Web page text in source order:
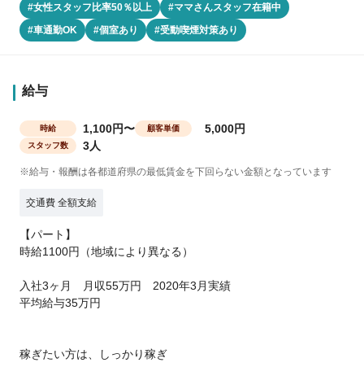
#女性スタッフ比率50％以上
#ママさんスタッフ在籍中
#車通勤OK
#個室あり #受動喫煙対策あり
給与
時給 1,100円〜 顧客単価 5,000円
スタッフ数 3人
※給与・報酬は各都道府県の最低賃金を下回らない金額となっています
交通費 全額支給
【パート】
時給1100円（地域により異なる）
入社3ヶ月 月収55万円 2020年3月実績
平均給与35万円
稼ぎたい方は、しっかり稼ぎ